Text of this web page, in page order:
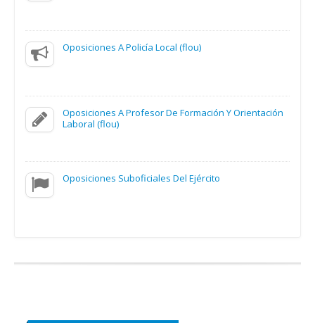
Oposiciones A Policía Local (flou)
Oposiciones A Profesor De Formación Y Orientación
Laboral (flou)
Oposiciones Suboficiales Del Ejército